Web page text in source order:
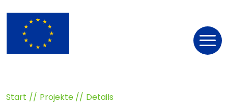
Start Projekte Details